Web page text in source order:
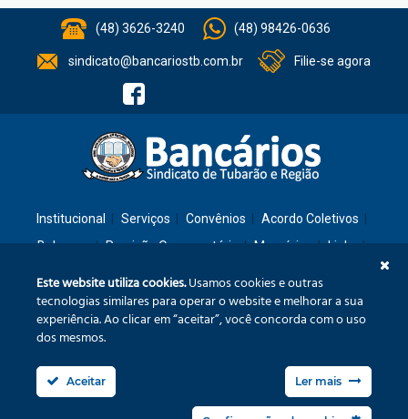
(48) 3626-3240 (48) 98426-0636
sindicato@bancariostb.com.br Filie-se agora
Institucional Serviços Convênios
Acordo Coletivos
Balanços
Previsão Orçamentária Memórias
Links
Rua: São José, 36 – Ed. Cláudia – Térreo – Tubarão/SC – CEP: 88701-260
Fone/Fax: (48) 3626-3240 sindicato@bancariostb.com.br
Este website utiliza cookies.Usamos cookies e outras
tecnologias similares para operar o website e melhorar a sua
experiência. Ao clicar em “aceitar”, você concorda com o uso
dos mesmos.
Aceitar Ler mais